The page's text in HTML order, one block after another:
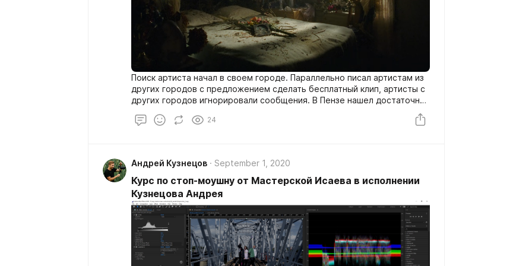
Поиск артиста начал в своем городе. Параллельно писал артистам из
других городов с предложением сделать бесплатный клип, артисты с
других городов игнорировали сообщения. В Пензе нашел достаточно
известного Артиста по местным меркам. За пределами города о нем
практически ничего не известно. Единственное - участие в шоу
24
Андрей Кузнецов September 1, 2020
Курс по стоп-моушну от Мастерской Исаева в исполнении
Кузнецова Андрея